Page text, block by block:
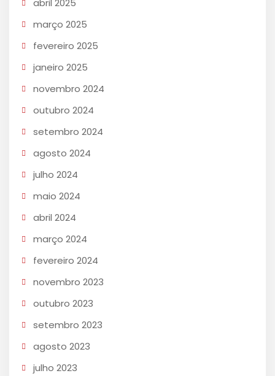
abril 2025
março 2025
fevereiro 2025
janeiro 2025
novembro 2024
outubro 2024
setembro 2024
agosto 2024
julho 2024
maio 2024
abril 2024
março 2024
fevereiro 2024
novembro 2023
outubro 2023
setembro 2023
agosto 2023
julho 2023